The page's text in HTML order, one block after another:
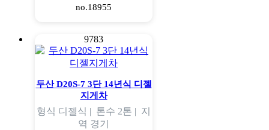
no.18955
9783
두산 D20S-7 3단 14년식 디젤
지게차
형식 디젤식 | 톤수 2톤 | 지
역 경기